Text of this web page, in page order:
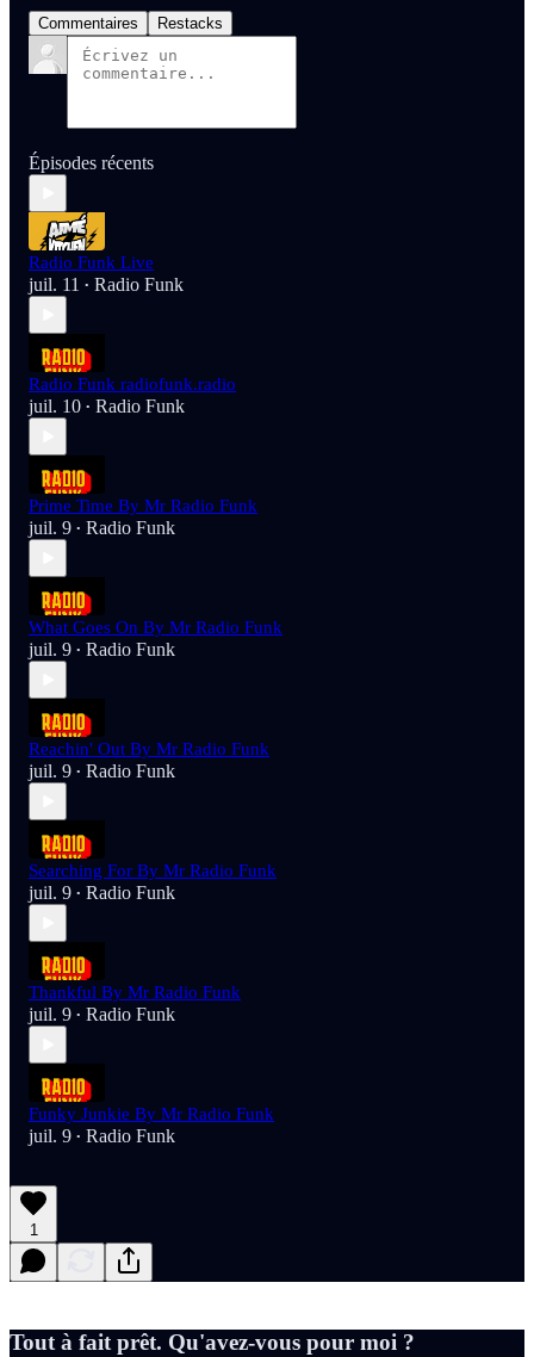
Commentaires Restacks
Épisodes récents
Radio Funk Live
juil. 11 • Radio Funk
Radio Funk radiofunk.radio
juil. 10 • Radio Funk
Prime Time By Mr Radio Funk
juil. 9 • Radio Funk
What Goes On By Mr Radio Funk
juil. 9 • Radio Funk
Reachin' Out By Mr Radio Funk
juil. 9 • Radio Funk
Searching For By Mr Radio Funk
juil. 9 • Radio Funk
Thankful By Mr Radio Funk
juil. 9 • Radio Funk
Funky Junkie By Mr Radio Funk
juil. 9 • Radio Funk
1
Tout à fait prêt. Qu'avez-vous pour moi ?